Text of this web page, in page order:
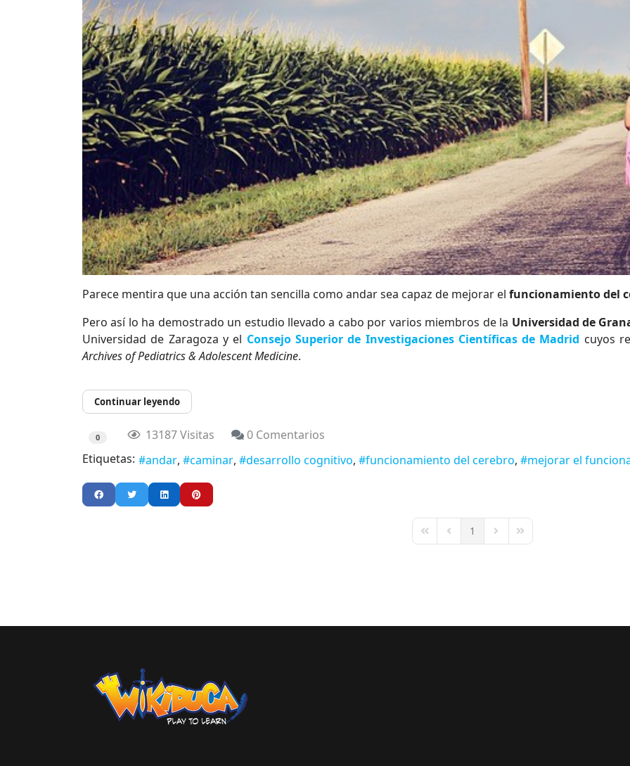
Parece mentira que una acción tan sencilla como andar sea capaz de mejorar el funcionamiento del
Pero así lo ha demostrado un estudio llevado a cabo por varios miembros de la Universidad de
Universidad de Zaragoza y el Consejo Superior de Investigaciones Científicas de Madrid cuyos
Archives of Pediatrics & Adolescent Medicine.
Continuar leyendo
0 13187 Visitas
0 Comentarios
Etiquetas:
andar caminar desarrollo cognitivo funcionamiento del cerebro mejorar el
First PagePrevious Page
1 Next PageLast Page